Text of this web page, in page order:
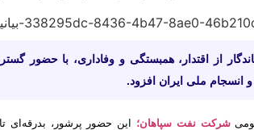
از اقتدار، همبستگی و وفاداری، با حضور
انسجام ملی ایران افزود.
شرکت نفت سپاهان؛ این حضور پرشور، بدرقه‌ای